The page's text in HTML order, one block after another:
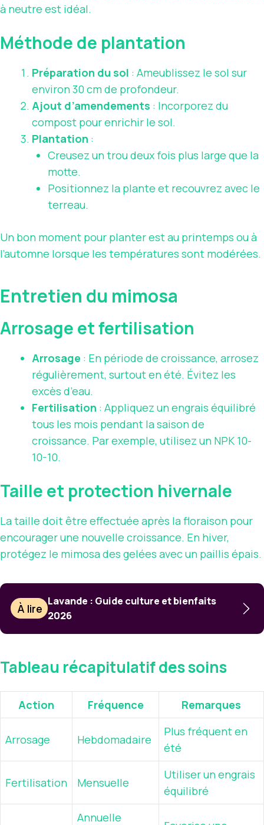
à neutre est idéal.
Méthode de plantation
Préparation du sol : Ameublissez le sol sur
environ 30 cm de profondeur.
Ajout d’amendements : Incorporez du
compost pour enrichir le sol.
Plantation :
Creusez un trou deux fois plus large que la
motte.
Positionnez la plante et recouvrez avec le
terreau.
Un bon moment pour planter est au printemps ou à
l’automne lorsque les températures sont modérées.
Entretien du mimosa
Arrosage et fertilisation
Arrosage : En période de croissance, arrosez
régulièrement, surtout en été. Évitez les
excès d’eau.
Fertilisation : Appliquez un engrais équilibré
tous les mois pendant la saison de
croissance. Par exemple, utilisez un NPK 10-
10-10.
Taille et protection hivernale
La taille doit être effectuée après la floraison pour
encourager une nouvelle croissance. En hiver,
protégez le mimosa des gelées avec un paillis épais.
À lire
Lavande : Guide culture et bienfaits
2026
Tableau récapitulatif des soins
Action Fréquence Remarques
Arrosage Hebdomadaire
Plus fréquent en
été
Fertilisation Mensuelle
Utiliser un engrais
équilibré
Annuelle